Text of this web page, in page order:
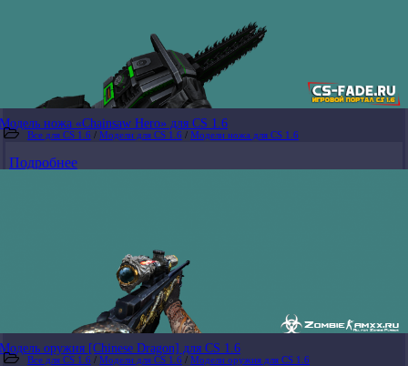
Модель ножа «Chainsaw Hero» для CS 1.6
Все для CS 1.6 / Модели для CS 1.6 / Модели ножа для CS 1.6
Подробнее
Модель оружия [Chinese Dragon] для CS 1.6
Все для CS 1.6 / Модели для CS 1.6 / Модели оружия для CS 1.6